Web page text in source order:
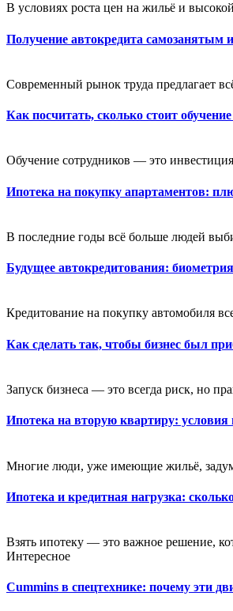
В условиях роста цен на жильё и
Получение автокредита самозанятым
Современный рынок труда предлагает
Как посчитать, сколько стоит
Обучение сотрудников — это
Ипотека на покупку апартаментов:
В последние годы всё больше людей
Будущее автокредитования:
Кредитование на покупку автомобиля
Как сделать так, чтобы бизнес был
Запуск бизнеса — это всегда риск, но
Ипотека на вторую квартиру:
Многие люди, уже имеющие жильё,
Ипотека и кредитная нагрузка:
Взять ипотеку — это важное решение,
Интересное
Cummins в спецтехнике: почему эти